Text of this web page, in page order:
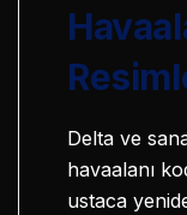
Delta ve
havaalanı
ustaca